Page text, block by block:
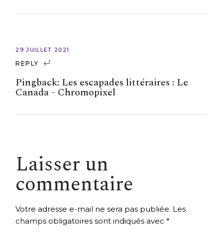
29 JUILLET 2021
REPLY
Pingback: Les escapades littéraires : Le
Canada - Chromopixel
Laisser un
commentaire
Votre adresse e-mail ne sera pas publiée. Les
champs obligatoires sont indiqués avec*